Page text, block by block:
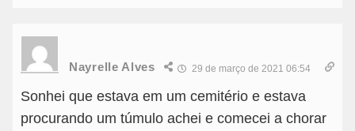
Nayrelle Alves 29 de março de 2021 06:54
Sonhei que estava em um cemitério e estava
procurando um túmulo achei e comecei a chorar